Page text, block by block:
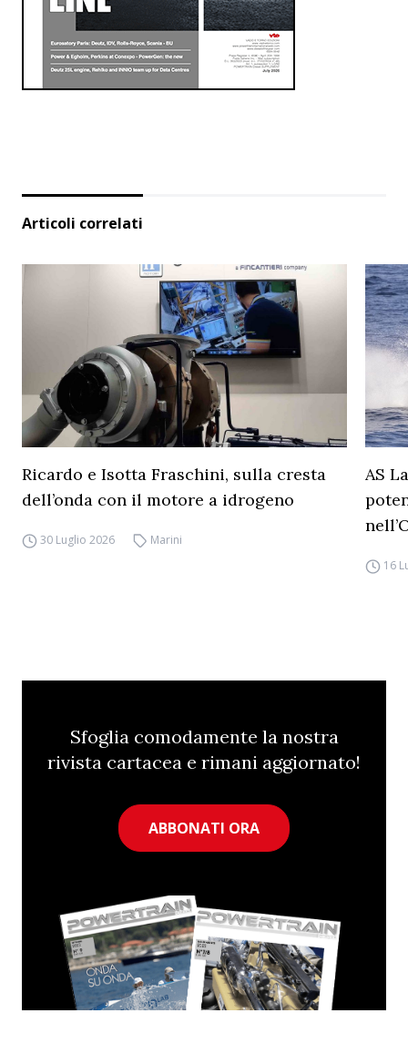
Articoli correlati
Ricardo e Isotta Fraschini, sulla cresta
dell’onda con il motore a idrogeno
30 Luglio 2026 Marini
AS
16
Sfoglia comodamente la nostra
rivista cartacea e rimani aggiornato!
ABBONATI ORA